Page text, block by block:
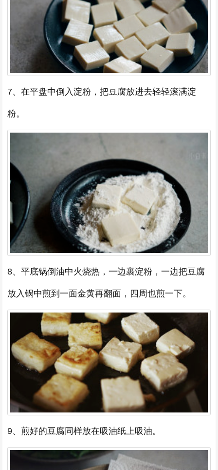
7、在平盘中倒入淀粉，把豆腐放进去轻轻滚满淀
粉。
8、平底锅倒油中火烧热，一边裹淀粉，一边把豆腐
放入锅中煎到一面金黄再翻面，四周也煎一下。
9、煎好的豆腐同样放在吸油纸上吸油。